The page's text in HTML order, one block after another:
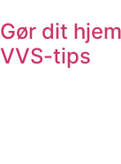
Gør dit
VVS-tips